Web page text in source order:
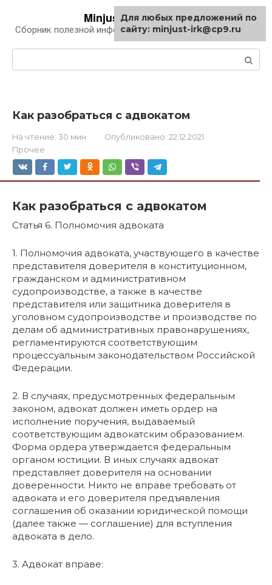
контенту
Minjust-irk.ru
Сборник полезной информации про автомобили
Как разобраться с адвокатом
На чтение: 30 мин Опубликовано: 22.12.2021
Прочее
Как разобраться с адвокатом
Статья 6. Полномочия адвоката
1. Полномочия адвоката, участвующего в качестве
представителя доверителя в конституционном,
гражданском и административном
судопроизводстве, а также в качестве
представителя или защитника доверителя в
уголовном судопроизводстве и производстве по
делам об административных правонарушениях,
регламентируются соответствующим
процессуальным законодательством Российской
Федерации.
2. В случаях, предусмотренных федеральным
законом, адвокат должен иметь ордер на
исполнение поручения, выдаваемый
соответствующим адвокатским образованием.
Форма ордера утверждается федеральным
органом юстиции. В иных случаях адвокат
представляет доверителя на основании
доверенности. Никто не вправе требовать от
адвоката и его доверителя предъявления
соглашения об оказании юридической помощи
(далее также — соглашение) для вступления
адвоката в дело.
3. Адвокат вправе:
Для любых предложений по
сайту: minjust-irk@cp9.ru